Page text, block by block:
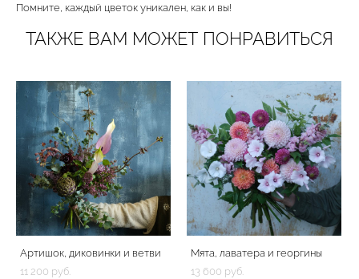
Помните, каждый цветок уникален, как и вы!
ТАКЖЕ ВАМ МОЖЕТ ПОНРАВИТЬСЯ
Артишок, диковинки и ветви
11 200 pуб.
Мята, лаватера и георгины
13 600 pуб.